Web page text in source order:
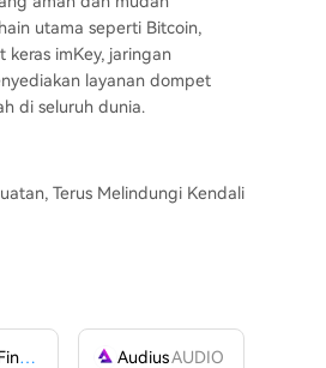
utama seperti Bitcoin,
imKey, jaringan
layanan dompet
di seluruh dunia.
Terus Melindungi Kendali
Cryptex Finance AudiusAUDIO